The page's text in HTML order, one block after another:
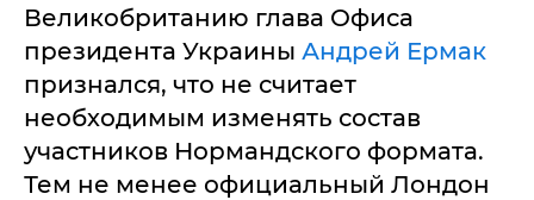
Великобританию глава Офиса
президента Украины Андрей Ермак
признался, что не считает
необходимым изменять состав
участников Нормандского формата.
Тем не менее официальный Лондон